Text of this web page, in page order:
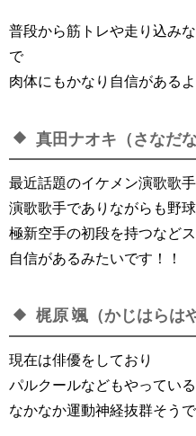
普段から筋トレや走り込み
で
肉体にもかなり自信があるよ
真田ナオキ（さなだ
最近話題のイケメン演歌歌手
演歌歌手でありながらも野
極新空手の初段を持つなど
自信があるみたいです！！
梶原 颯（かじはら
現在は俳優をしており
パルクールなどもやってい
なかなか運動神経抜群そうで